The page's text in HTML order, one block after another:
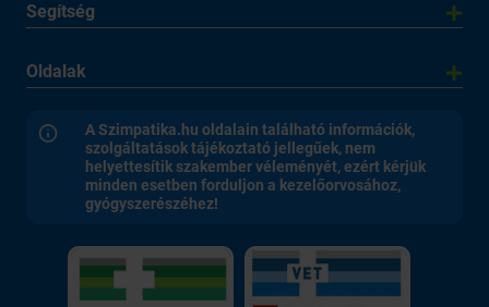
Segítség
Oldalak
A Szimpatika.hu oldalain található információk,
szolgáltatások tájékoztató jellegűek, nem
helyettesítik szakember véleményét, ezért kérjük
minden esetben forduljon a kezelőorvosához,
gyógyszerészéhez!